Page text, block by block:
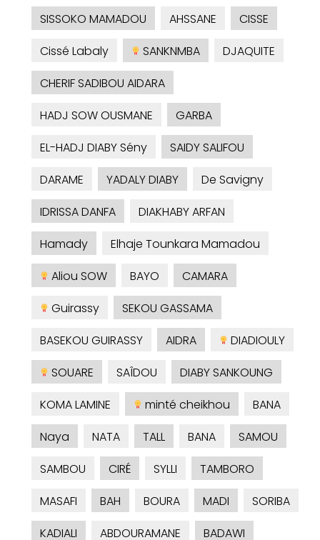
SISSOKO MAMADOU
AHSSANE
CISSE
Cissé Labaly
SANKNMBA
DJAQUITE
CHERIF SADIBOU AIDARA
HADJ SOW OUSMANE
GARBA
EL-HADJ DIABY Sény
SAIDY SALIFOU
DARAME
YADALY DIABY
De Savigny
IDRISSA DANFA
DIAKHABY ARFAN
Hamady
Elhaje Tounkara Mamadou
Aliou SOW
BAYO
CAMARA
Guirassy
SEKOU GASSAMA
BASEKOU GUIRASSY
AIDRA
DIADIOULY
SOUARE
SAÎDOU
DIABY SANKOUNG
KOMA LAMINE
minté cheikhou
BANA
Naya
NATA TALL BANA
SAMOU
SAMBOU
CIRÉ SYLLI
TAMBORO
MASAFI
BAH BOURA MADI
SORIBA
KADIALI
ABDOURAMANE
BADAWI